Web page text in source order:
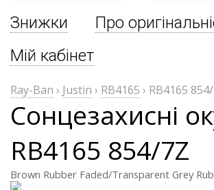
Знижки
Про
Мій кабінет
Ray-Ban › Justin › RB4165 › RB4165
Сонцезахисні
RB4165 854/7Z
Brown Rubber Faded/Transparent Grey